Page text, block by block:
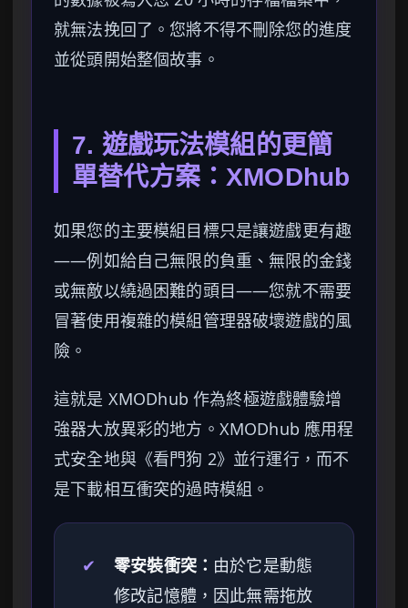
就無法挽回了。您將不得不刪除您的進度
並從頭開始整個故事。
7. 遊戲玩法模組的更簡
單替代方案：XMODhub
如果您的主要模組目標只是讓遊戲更有趣
——例如給自己無限的負重、無限的金錢
或無敵以繞過困難的頭目——您就不需要
冒著使用複雜的模組管理器破壞遊戲的風
險。
這就是 XMODhub 作為終極遊戲體驗增
強器大放異彩的地方。XMODhub 應用程
式安全地與《看門狗 2》並行運行，而不
是下載相互衝突的過時模組。
✔ 零安裝衝突： 由於它是動態
修改記憶體，因此無需拖放